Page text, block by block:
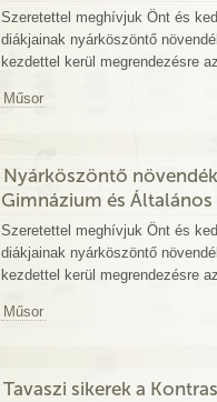
Szeretettel meghívjuk Önt és
diákjainak nyárköszöntő
kezdettel kerül megrendezésre
Műsor
Nyárköszöntő
Gimnázium és Általános
Szeretettel meghívjuk Önt és
diákjainak nyárköszöntő
kezdettel kerül megrendezésre
Műsor
Tavaszi sikerek a